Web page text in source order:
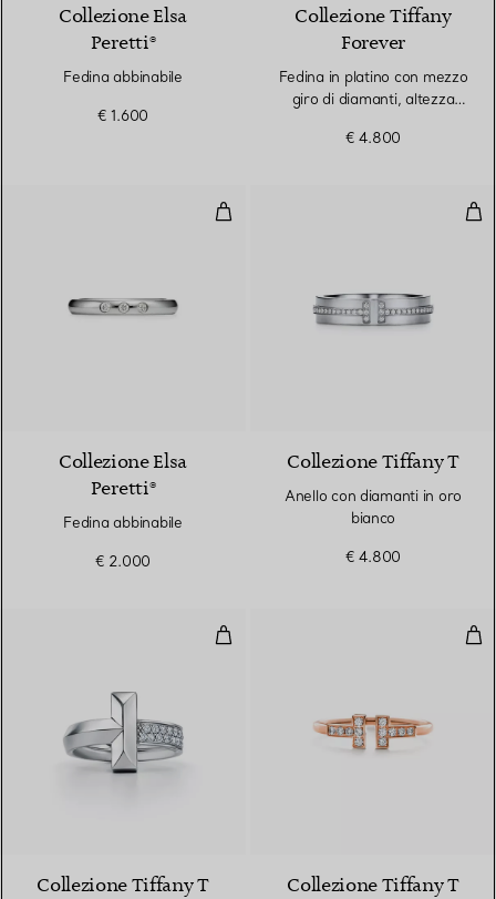
Collezione Elsa
Peretti®
Fedina abbinabile
€ 1.600
Collezione Tiffany
Forever
Fedina in platino con mezzo
giro di diamanti, altezza
€ 4.800
Fedina abbinabile
Collezione Elsa
Peretti®
Fedina abbinabile
€ 2.000
Collezione Tiffany T
Anello con diamanti in oro
bianco
€ 4.800
Anello T1 in oro bianco con
Collezione Tiffany T Collezione Tiffany T